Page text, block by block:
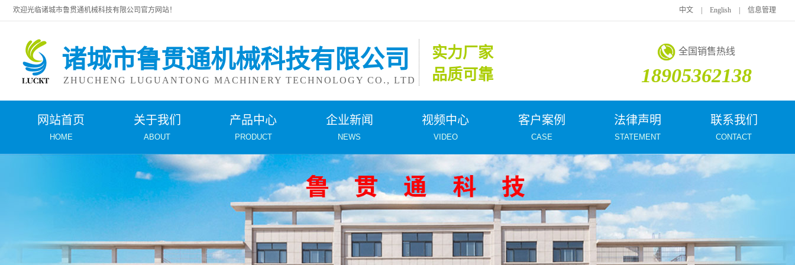
欢迎光临诸城市鲁贯通机械科技有限公司官方网站！ 中文 English 信息管理
诸城市鲁贯通机械科技有限公司
ZHUCHENG LUGUANTONG MACHINERY TECHNOLOGY CO., LTD
实力厂家
品质可靠
全国销售热线
18905362138
网站首页
HOME
关于我们
ABOUT
产品中心
PRODUCT
企业新闻
NEWS
视频中心
VIDEO
客户案例
CASE
法律声明
STATEMENT
联系我们
CONTACT